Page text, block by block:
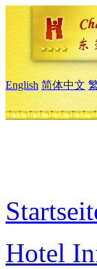
English 简体中文
Hotel